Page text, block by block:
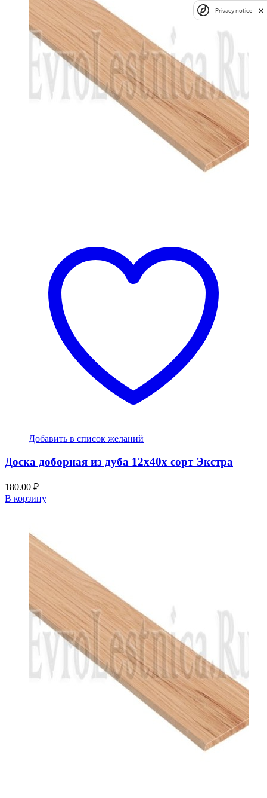
Добавить в список желаний
Доска доборная из дуба 12x40x сорт Экстра
180.00 ₽
В корзину
Privacy notice